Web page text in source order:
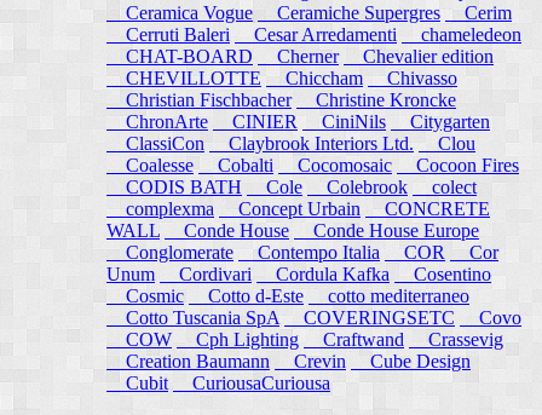
Ceramica Vogue
Ceramiche Supergres Cerim
Cerruti Baleri
Cesar Arredamenti
chameledeon
CHAT-BOARD
Cherner
Chevalier edition
CHEVILLOTTE
Chiccham
Chivasso
Christian Fischbacher
Christine Kroncke
ChronArte
CINIER CiniNils
Citygarten
ClassiCon
Claybrook Interiors Ltd.
Clou
Coalesse
Cobalti Cocomosaic
Cocoon Fires
CODIS BATH
Cole Colebrook
colect
complexma
Concept Urbain
CONCRETE
WALL
Conde House
Conde House Europe
Conglomerate
Contempo Italia COR
Cor
Unum
Cordivari Cordula Kafka
Cosentino
Cosmic
Cotto d-Este
cotto mediterraneo
Cotto Tuscania SpA
COVERINGSETC
Covo
COW
Cph Lighting Craftwand
Crassevig
Creation Baumann
Crevin
Cube Design
Cubit
CuriousaCuriousa